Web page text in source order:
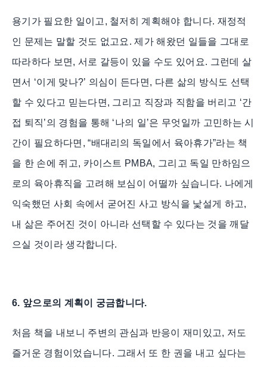
용기가 필요한 일이고, 철저히 계획해야 합니다. 재정적
인 문제는 말할 것도 없고요. 제가 해왔던 일들을 그대로
따라하다 보면, 서로 갈등이 있을 수도 있어요. 그런데 살
면서 ‘이게 맞나?’ 의심이 든다면, 다른 삶의 방식도 선택
할 수 있다고 믿는다면, 그리고 직장과 직함을 버리고 ‘간
접 퇴직’의 경험을 통해 ‘나의 일’은 무엇일까 고민하는 시
간이 필요하다면, “배대리의 독일에서 육아휴가”라는 책
을 한 손에 쥐고, 카이스트 PMBA, 그리고 독일 만하임으
로의 육아휴직을 고려해 보심이 어떨까 싶습니다. 나에게
익숙했던 사회 속에서 굳어진 사고 방식을 낯설게 하고,
내 삶은 주어진 것이 아니라 선택할 수 있다는 것을 깨달
으실 것이라 생각합니다.
6. 앞으로의 계획이 궁금합니다.
처음 책을 내보니 주변의 관심과 반응이 재미있고, 저도
즐거운 경험이었습니다. 그래서 또 한 권을 내고 싶다는